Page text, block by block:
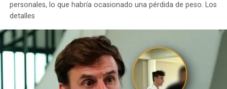
personales, lo que habría ocasionado una pérdida de peso. Los
detalles